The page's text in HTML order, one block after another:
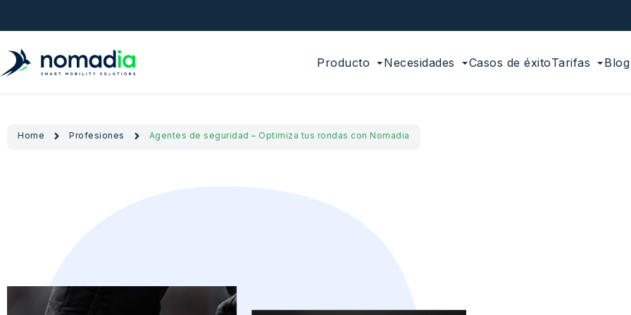
Producto Necesidades Casos de éxitoTarifas Blog
Home Profesiones Agentes de seguridad – Optimiza tus rondas con Nomadia